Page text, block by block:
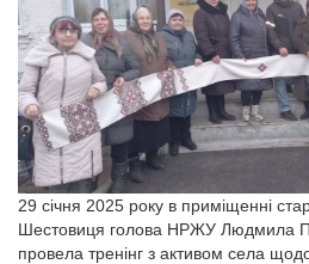
29 січня 2025 року в приміщенні
Шестовиця голова НРЖУ Людмила
провела тренінг з активом села